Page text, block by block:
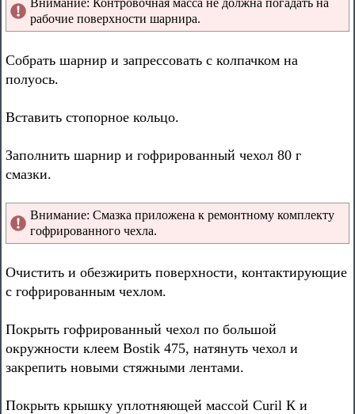
Внимание: Контровочная масса не должна погадать на
рабочие поверхности шарнира.
Собрать шарнир и запрессовать с колпачком на
полуось.
Вставить стопорное кольцо.
Заполнить шарнир и гофрированный чехол 80 г
смазки.
Внимание: Смазка приложена к ремонтному комплекту
гофрированного чехла.
Очистить и обезжирить поверхности, контактирующие
с гофрированным чехлом.
Покрыть гофрированный чехол по большой
окружности клеем Bostik 475, натянуть чехол и
закрепить новыми стяжными лентами.
Покрыть крышку уплотняющей массой Curil К и